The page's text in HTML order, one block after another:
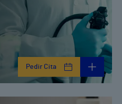
Pedir Cita